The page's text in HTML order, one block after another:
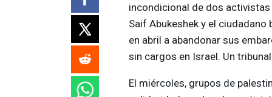
incondicional de dos activistas
Saif Abukeshek y el
en abril a abandonar sus
sin cargos en Israel. Un
El miércoles, grupos de